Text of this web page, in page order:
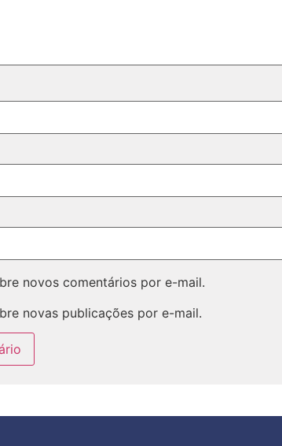
novos comentários por e-mail.
novas publicações por e-mail.